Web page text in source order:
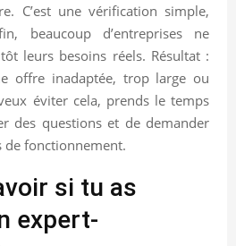
C’est une vérification simple,
beaucoup d’entreprises ne
leurs besoins réels. Résultat :
offre inadaptée, trop large ou
éviter cela, prends le temps
des questions et de demander
de fonctionnement.
si tu as
expert-